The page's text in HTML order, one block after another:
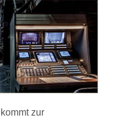
kommt zur